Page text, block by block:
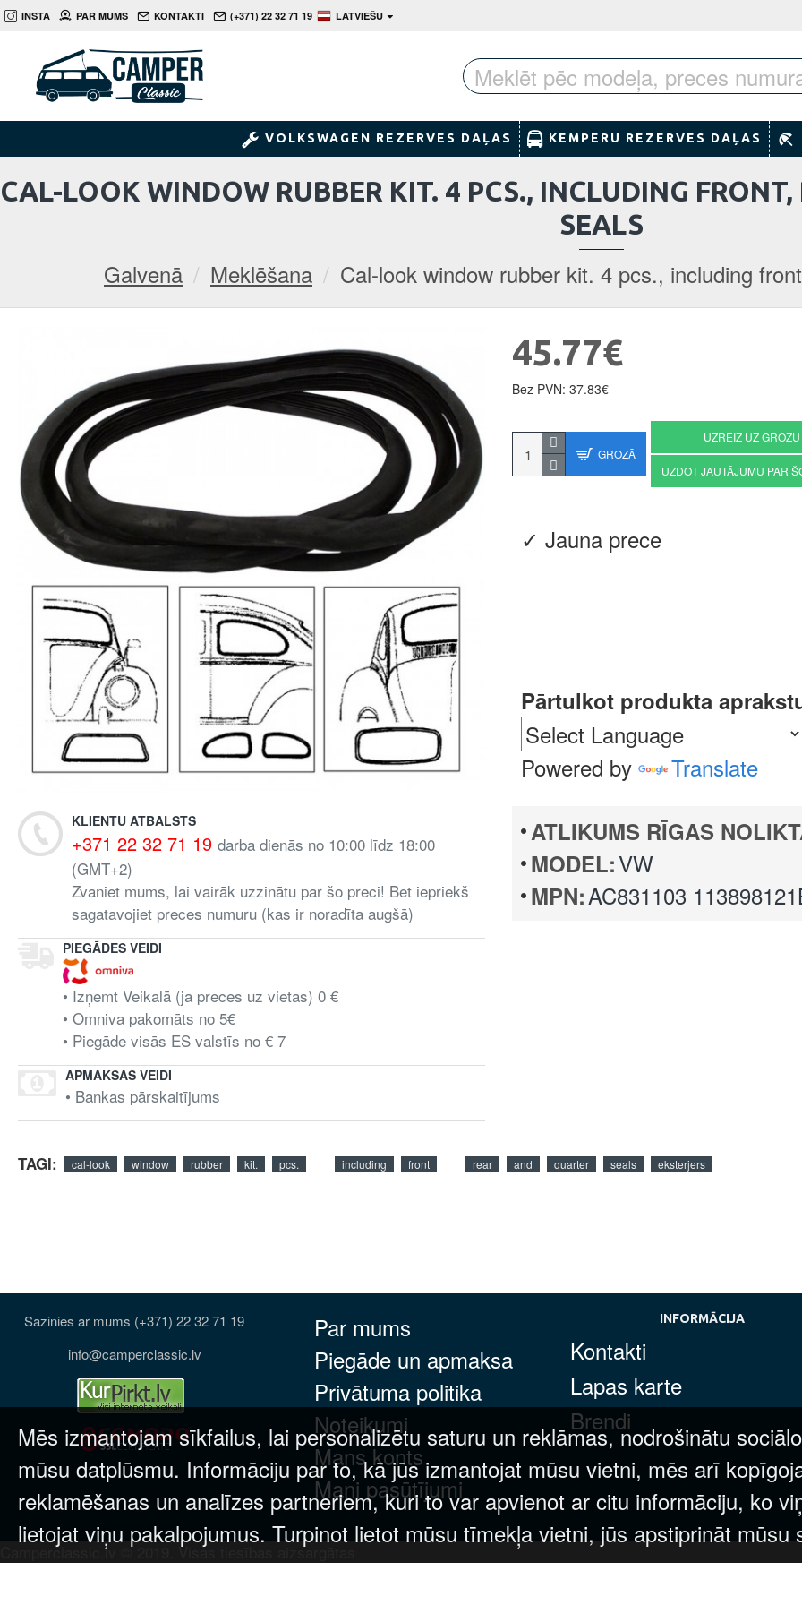
INSTA PAR MUMS KONTAKTI (+371) 22 32 71 19 LATVIEŠU
VOLKSWAGEN REZERVES DAĻAS KEMPERU REZERVES DAĻAS
Galvenā Meklēšana Cal-look window rubber kit. 4 pcs., including
CAL-LOOK WINDOW RUBBER KIT. 4 PCS., INCLUDING
SEALS
PIEGĀDES VEIDI
• Izņemt Veikalā (ja preces uz vietas) 0 €
• Omniva pakomāts no 5€
• Piegāde visās ES valstīs no € 7
KLIENTU ATBALSTS
+371 22 32 71 19 darba dienās no 10:00 līdz 18:00
(GMT+2)
Zvaniet mums, lai vairāk uzzinātu par šo preci! Bet iepriekš
sagatavojiet preces numuru (kas ir noradīta augšā)
APMAKSAS VEIDI
• Bankas pārskaitījums
✓ Jauna prece
Pārtulkot produkta
Powered by Translate
ATLIKUMS RĪGAS
MODEL:VW
MPN:AC831103
45.77€
Bez PVN: 37.83€
GROZĀ
UZREIZ UZ GROZU
UZDOT JAUTĀJUMU PAR
TAGI: cal-look window rubber kit. pcs. including front rear and quarter seals eksterjers
Sazinies ar mums (+371) 22 32 71 19
info@camperclassic.lv
Par mums
Piegāde un apmaksa
Privātuma politika
Noteikumi
Mans konts
Mani pasūtījumi
INFORMĀCIJA
Kontakti
Lapas karte
Brendi
Camperclassic.lv © 2019. Visas tiesības aizsargātas
Mēs izmantojam sīkfailus, lai personalizētu saturu un reklāmas, nodrošinātu
mūsu datplūsmu. Informāciju par to, kā jūs izmantojat mūsu vietni, mēs arī
reklamēšanas un analīzes partneriem, kuri to var apvienot ar citu informāciju, ko
lietojat viņu pakalpojumus. Turpinot lietot mūsu tīmekļa vietni, jūs apstiprināt mūsu